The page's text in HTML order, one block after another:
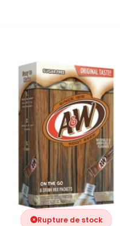
de protection renforcés.
Rupture de stock